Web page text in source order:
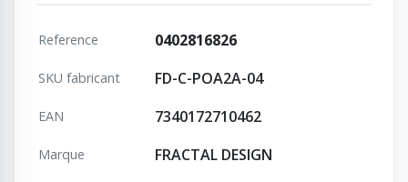
Reference 0402816826
SKU fabricant FD-C-POA2A-04
EAN 7340172710462
Marque FRACTAL DESIGN